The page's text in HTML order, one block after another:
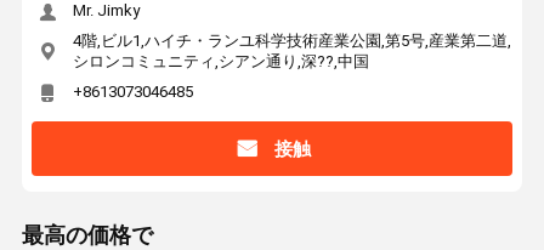
Mr. Jimky
4階,ビル1,ハイチ・ランユ科学技術産業公園,第5号,産業第二道,
シロンコミュニティ,シアン通り,深??,中国
+8613073046485
接触
最高の価格で